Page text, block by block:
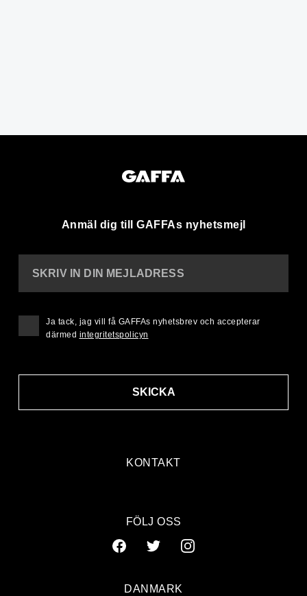
Anmäl dig till GAFFAs nyhetsmejl
KONTAKT
SKRIV IN DIN MEJLADRESS
SKICKA
Ja tack, jag vill få GAFFAs nyhetsbrev och accepterar
därmed integritetspolicyn
FÖLJ OSS
DANMARK